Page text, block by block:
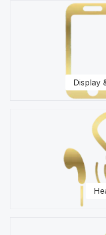
Gerne steht Ihnen unser
Fragen zu unseren
Display